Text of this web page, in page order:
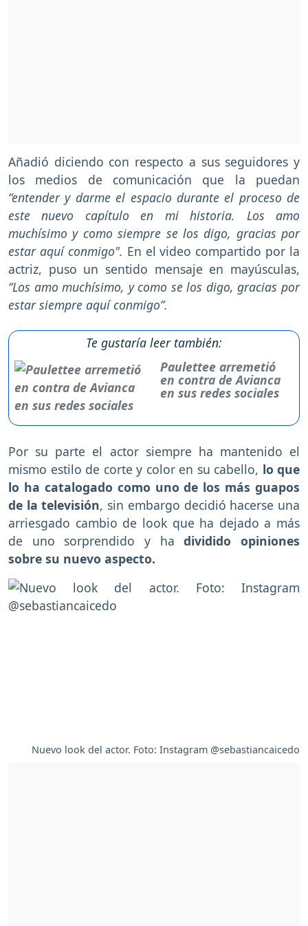
Añadió diciendo con respecto a sus seguidores y
los medios de comunicación que la puedan
“entender y darme el espacio durante el proceso de
este nuevo capítulo en mi historia. Los amo
muchísimo y como siempre se los digo, gracias por
estar aquí conmigo". En el video compartido por la
actriz, puso un sentido mensaje en mayúsculas,
“Los amo muchísimo, y como se los digo, gracias por
estar siempre aquí conmigo”.
Te gustaría leer también:
Paulettee arremetió
en contra de Avianca
en sus redes sociales
Por su parte el actor siempre ha mantenido el
mismo estilo de corte y color en su cabello, lo que
lo ha catalogado como uno de los más guapos
de la televisión, sin embargo decidió hacerse una
arriesgado cambio de look que ha dejado a más
de uno sorprendido y hadividido opiniones
sobre su nuevo aspecto.
Nuevo look del actor. Foto: Instagram @sebastiancaicedo